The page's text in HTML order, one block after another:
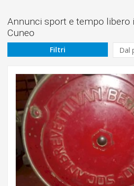
Sottocategoria
Cerca
Annunci sport e tempo libero
Cuneo
Filtri